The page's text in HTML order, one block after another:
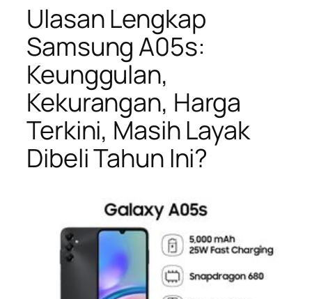
Ulasan Lengkap
Samsung A05s:
Keunggulan,
Kekurangan, Harga
Terkini, Masih Layak
Dibeli Tahun Ini?